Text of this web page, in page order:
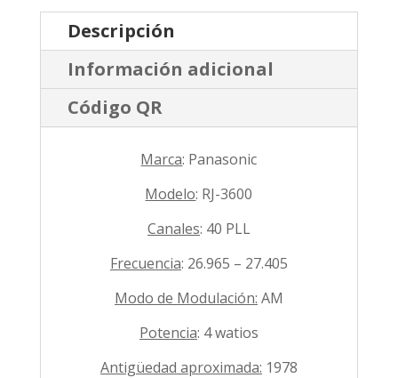
Descripción
Información adicional
Código QR
Marca: Panasonic
Modelo: RJ-3600
Canales: 40 PLL
Frecuencia: 26.965 – 27.405
Modo de Modulación: AM
Potencia: 4 watios
Antigüedad aproximada: 1978